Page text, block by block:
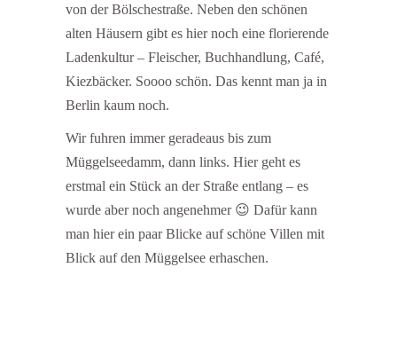
von der Bölschestraße. Neben den schönen
alten Häusern gibt es hier noch eine florierende
Ladenkultur – Fleischer, Buchhandlung, Café,
Kiezbäcker. Soooo schön. Das kennt man ja in
Berlin kaum noch.
Wir fuhren immer geradeaus bis zum
Müggelseedamm, dann links. Hier geht es
erstmal ein Stück an der Straße entlang – es
wurde aber noch angenehmer 😉 Dafür kann
man hier ein paar Blicke auf schöne Villen mit
Blick auf den Müggelsee erhaschen.